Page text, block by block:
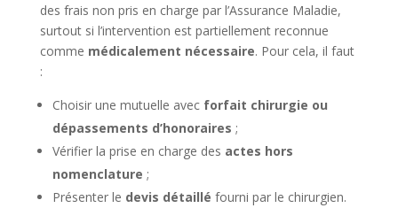
des frais non pris en charge par l’Assurance Maladie,
surtout si l’intervention est partiellement reconnue
comme médicalement nécessaire. Pour cela, il faut
:
Choisir une mutuelle avec forfait chirurgie ou
dépassements d’honoraires ;
Vérifier la prise en charge des actes hors
nomenclature ;
Présenter le devis détaillé fourni par le chirurgien.